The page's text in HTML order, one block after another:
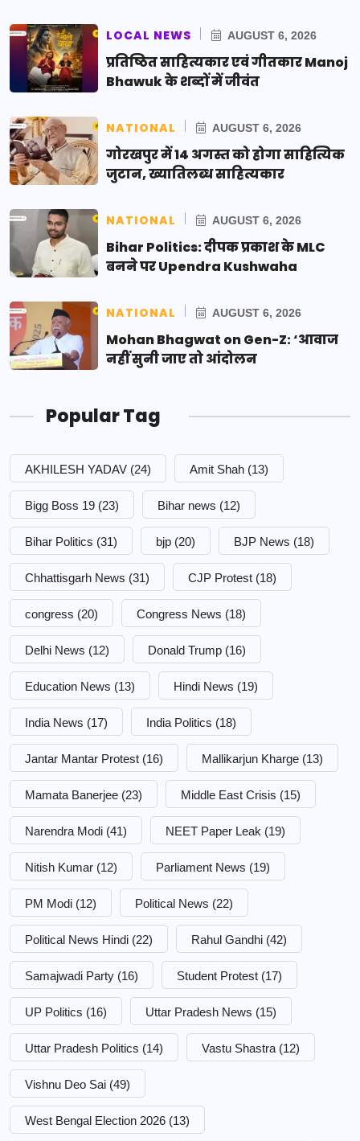
LOCAL NEWS AUGUST 6, 2026
प्रतिष्ठित साहित्यकार एवं गीतकार Manoj
Bhawuk के शब्दों में जीवंत
NATIONAL AUGUST 6, 2026
गोरखपुर में 14 अगस्त को होगा साहित्यिक
जुटान, ख्यातिलब्ध साहित्यकार
NATIONAL AUGUST 6, 2026
Bihar Politics: दीपक प्रकाश के MLC
बनने पर Upendra Kushwaha
NATIONAL AUGUST 6, 2026
Mohan Bhagwat on Gen-Z: ‘आवाज
नहीं सुनी जाए तो आंदोलन
Popular Tag
AKHILESH YADAV (24) Amit Shah (13)
Bigg Boss 19 (23) Bihar news (12)
Bihar Politics (31) bjp (20) BJP News (18)
Chhattisgarh News (31) CJP Protest (18)
congress (20) Congress News (18)
Delhi News (12) Donald Trump (16)
Education News (13) Hindi News (19)
India News (17) India Politics (18)
Jantar Mantar Protest (16) Mallikarjun Kharge (13)
Mamata Banerjee (23) Middle East Crisis (15)
Narendra Modi (41) NEET Paper Leak (19)
Nitish Kumar (12) Parliament News (19)
PM Modi (12) Political News (22)
Political News Hindi (22) Rahul Gandhi (42)
Samajwadi Party (16) Student Protest (17)
UP Politics (16) Uttar Pradesh News (15)
Uttar Pradesh Politics (14) Vastu Shastra (12)
Vishnu Deo Sai (49)
West Bengal Election 2026 (13)